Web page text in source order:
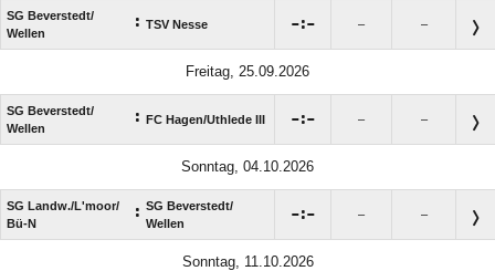
SG Beverstedt/​
Wellen
: TSV Nesse : – –
Freitag, 25.09.2026
SG Beverstedt/​
Wellen
: FC Hagen/​Uthlede III : – –
Sonntag, 04.10.2026
SG Landw./​L'moor/​
Bü-N
: SG Beverstedt/​
Wellen
: – –
Sonntag, 11.10.2026